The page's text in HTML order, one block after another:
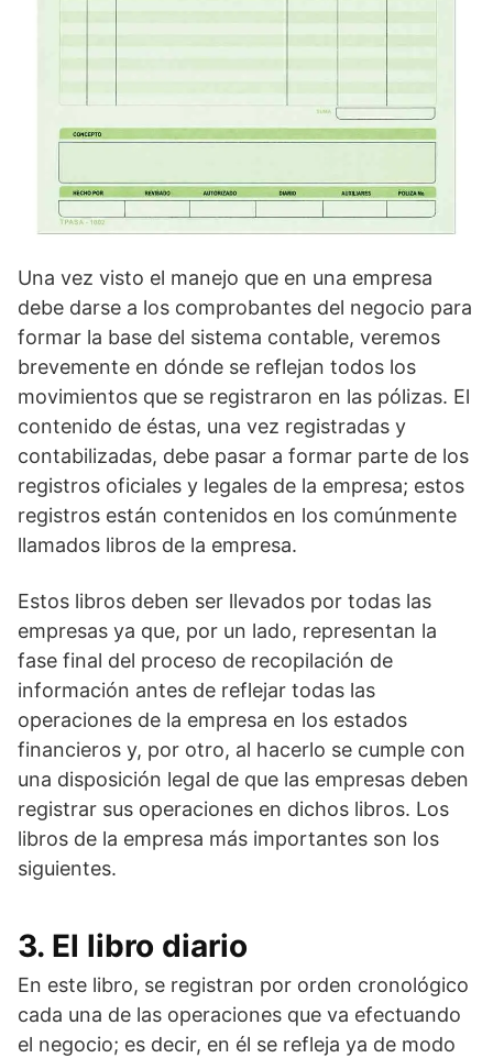
Una vez visto el manejo que en una empresa
debe darse a los comprobantes del negocio para
formar la base del sistema contable, veremos
brevemente en dónde se reflejan todos los
movimientos que se registraron en las pólizas. El
contenido de éstas, una vez registradas y
contabilizadas, debe pasar a formar parte de los
registros oficiales y legales de la empresa; estos
registros están contenidos en los comúnmente
llamados libros de la empresa.
Estos libros deben ser llevados por todas las
empresas ya que, por un lado, representan la
fase final del proceso de recopilación de
información antes de reflejar todas las
operaciones de la empresa en los estados
financieros y, por otro, al hacerlo se cumple con
una disposición legal de que las empresas deben
registrar sus operaciones en dichos libros. Los
libros de la empresa más importantes son los
siguientes.
3. El libro diario
En este libro, se registran por orden cronológico
cada una de las operaciones que va efectuando
el negocio; es decir, en él se refleja ya de modo